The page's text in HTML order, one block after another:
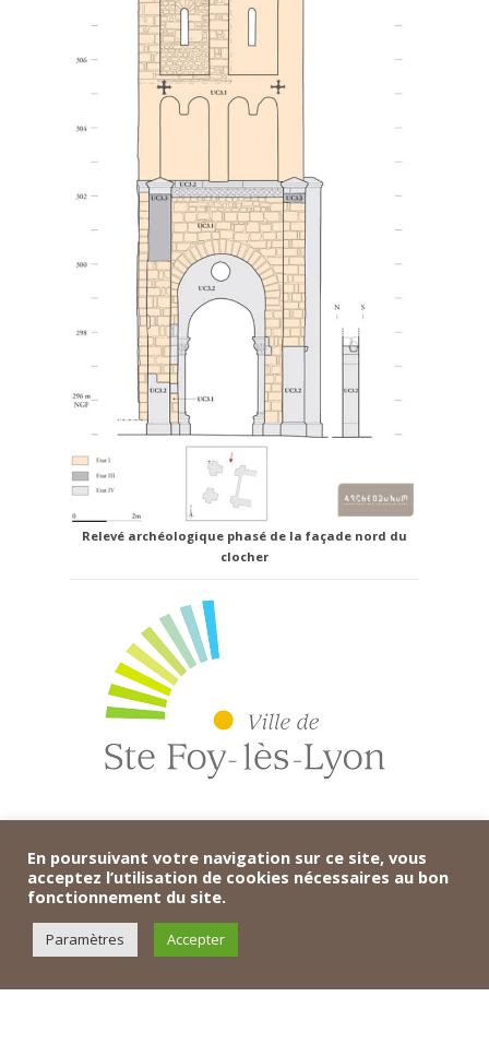
Relevé archéologique phasé de la façade nord du
clocher
En poursuivant votre navigation sur ce site, vous
acceptez l’utilisation de cookies nécessaires au bon
fonctionnement du site.
Paramètres Accepter